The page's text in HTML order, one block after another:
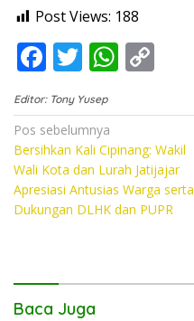
Post Views: 188
F
ac
e
b
o
o
k
T
w
itt
er
W
at
s
A
p
p
y
Li
n
Editor: Tony Yusep
Navigasi
pos
Pos sebelumnya
Bersihkan Kali Cipinang: Wakil
Wali Kota dan Lurah Jatijajar
Apresiasi Antusias Warga serta
Dukungan DLHK dan PUPR
Baca Juga